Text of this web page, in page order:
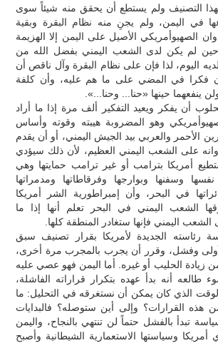
بهذا التصنيف ولم يستطع أن يحقق منه شيئاً سوى
في اليمن، ولم يجنِ منه نظام البقرة وبقية
الصهيوأمريكي الأصيل على اليمن إلا الهزيمة
حين لم يكن لدى الشعب اليمني بفضل الله من
لديه اليوم، لذا فإن على نظام البقرة وآل ناقص أن
فكرا في المضي على ما هم عليه، وأن كلفة
ينفعهما حينها «حنا... وحنا...».
أن يفكر ويعيد التفكير ألف مرة إذا ما أراد
وهو المضروبة هيبته وقوته وأساس
الأحمر والعربي بيد الجيش اليمني، أو أن يقدم
على الشعب اليمني العظيم، لأن ذلك سيؤدي
أمريكا بترامب أو غير ترامب حمايتها وهي
وسفنها وبوارجها وفرقاطاتها ومدمراتها
في البحر، وأن إمبراطورية الشر أمريكا
الشعب اليمني في البحر تعلم أنها إذا ما
اليمني فإنها ستغادر المنطقة كلها.
رئاسته الجديدة لأمريكا بقرار تصنيف سبق
وفشل، وقرر أن يجرب بالمجرب مرة أخرى،
زيادة الحليب أو غيره. أما اليمن فهو عصي عليه
أنه بدأ عهده بتكرار قراراته الفاشلة،
الذي كان يمكن أن نستغرقه في التحليل: ما
القرارات؟ وإلى أين ستوصله؟ فالبدايات
تبدأ بالفشل حتماً لن تنتهي بالنجاح، واليمن
أمريكا وسياستها الاستعمارية الشيطانية وأصبح